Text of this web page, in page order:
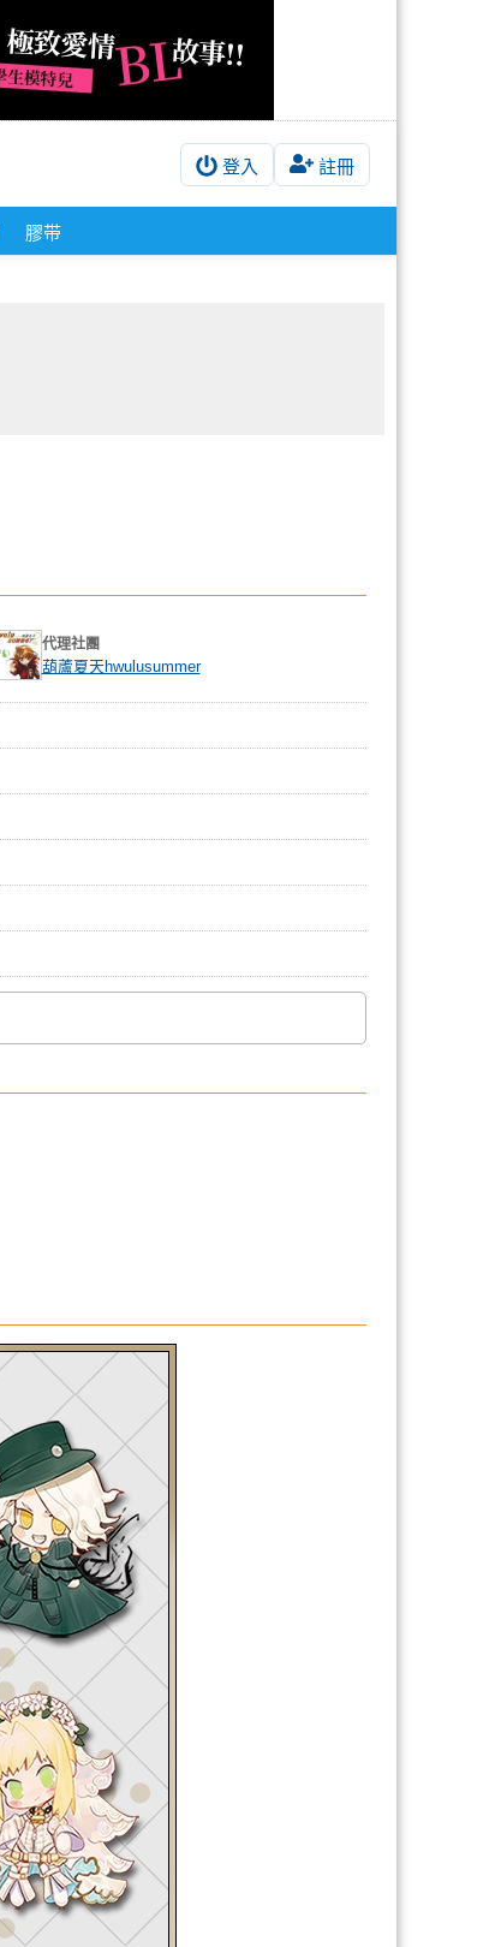
登入 註冊
膠带
代理社團
葫蘆夏天hwulusummer